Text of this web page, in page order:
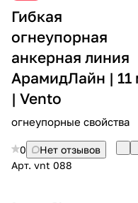
Гибкая
огнеупорная
анкерная линия
АрамидЛайн | 11
| Vento
огнеупорные свойства
0
Нет отзывов
Арт. vnt 088